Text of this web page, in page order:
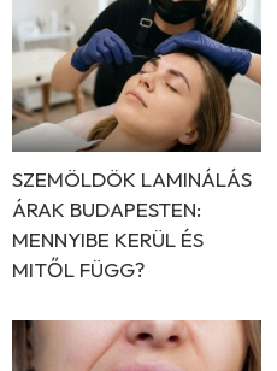
SZEMÖLDÖK LAMINÁLÁS
ÁRAK BUDAPESTEN:
MENNYIBE KERÜL ÉS
MITŐL FÜGG?